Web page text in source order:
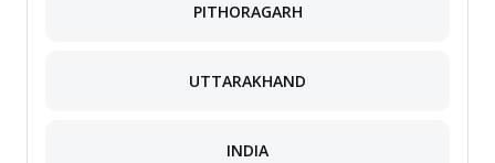
PITHORAGARH
UTTARAKHAND
INDIA